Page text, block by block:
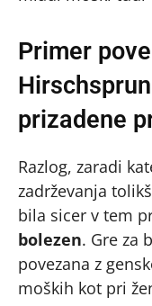
Primer
prizadene
Razlog, zaradi
zadrževanja
bila sicer v tem
bolezen. Gre za
povezana z
moških kot pri